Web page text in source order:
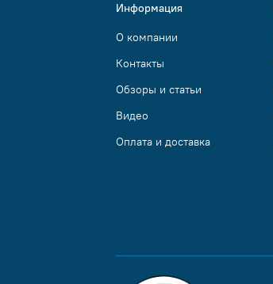
Информация
О компании
Контакты
Обзоры и статьи
Видео
Оплата и доставка